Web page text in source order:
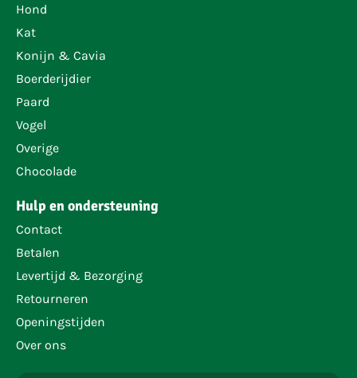
Hond
Kat
Konijn & Cavia
Boerderijdier
Paard
Vogel
Overige
Chocolade
Hulp en ondersteuning
Contact
Betalen
Levertijd & Bezorging
Retourneren
Openingstijden
Over ons